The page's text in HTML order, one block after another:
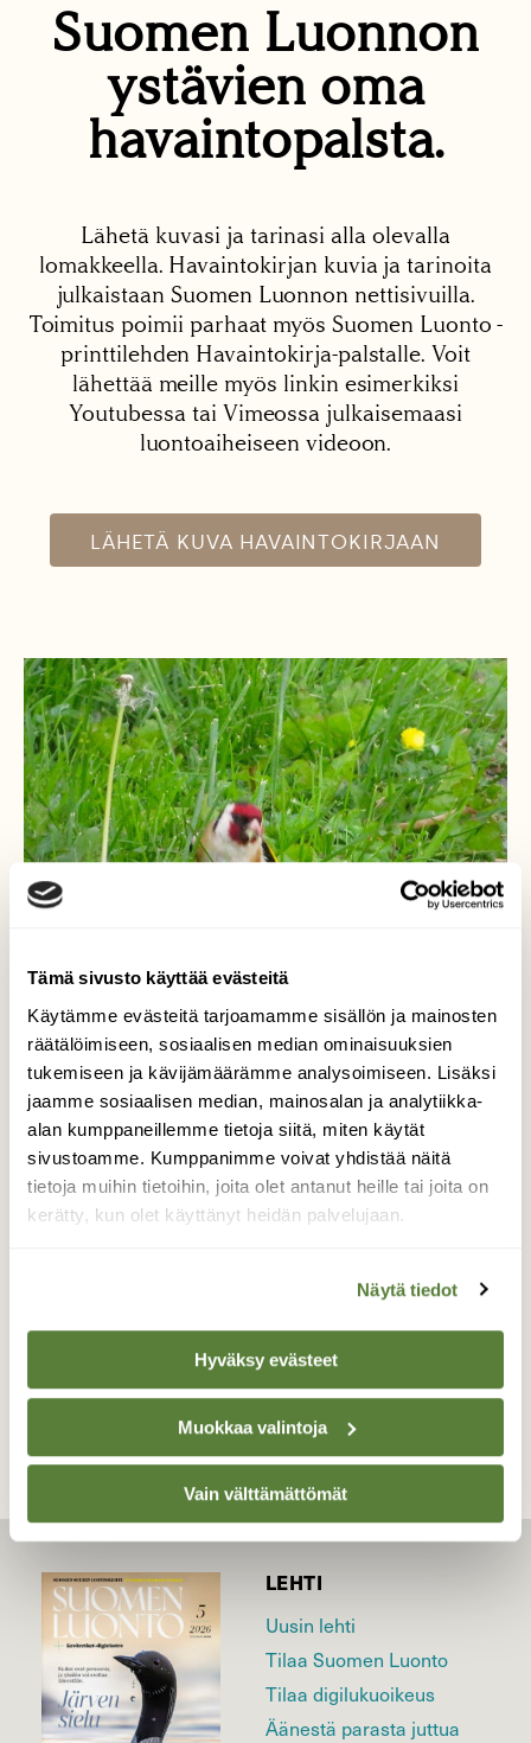
Tämä sivusto käyttää evästeitä
Käytämme evästeitä tarjoamamme sisällön ja mainosten
räätälöimiseen, sosiaalisen median ominaisuuksien
tukemiseen ja kävijämäärämme analysoimiseen. Lisäksi
jaamme sosiaalisen median, mainosalan ja analytiikka-
alan kumppaneillemme tietoja siitä, miten käytät
sivustoamme. Kumppanimme voivat yhdistää näitä
tietoja muihin tietoihin, joita olet antanut heille tai joita on
kerätty, kun olet käyttänyt heidän palvelujaan.
Näytä tiedot
Hyväksy evästeet
Muokkaa valintoja
Vain välttämättömät
Suomen Luonnon
ystävien oma
havaintopalsta.
Lähetä kuvasi ja tarinasi alla olevalla
lomakkeella. Havaintokirjan kuvia ja tarinoita
julkaistaan Suomen Luonnon nettisivuilla.
Toimitus poimii parhaat myös Suomen Luonto -
printtilehden Havaintokirja-palstalle. Voit
lähettää meille myös linkin esimerkiksi
Youtubessa tai Vimeossa julkaisemaasi
luontoaiheiseen videoon.
LÄHETÄ KUVA HAVAINTOKIRJAAN
Tikli juhannusaattoaamuna
Lennähti tienvieren nurmikolle leinikkien
siemeniä syömään.
Valokuvaaja: Risto Kangassalo, Raision keskusta
TAKAISIN LISTAAN
LEHTI
Uusin lehti
Tilaa Suomen Luonto
Tilaa digilukuoikeus
Äänestä parasta juttua